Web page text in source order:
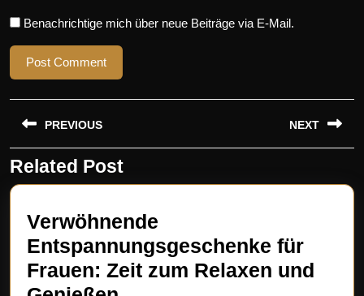
Benachrichtige mich über neue Beiträge via E-Mail.
Beitragsnavigation
PREVIOUS
Previous
post:
NEXT
post:
Related Post
Verwöhnende
Entspannungsgeschenke für
Frauen: Zeit zum Relaxen und